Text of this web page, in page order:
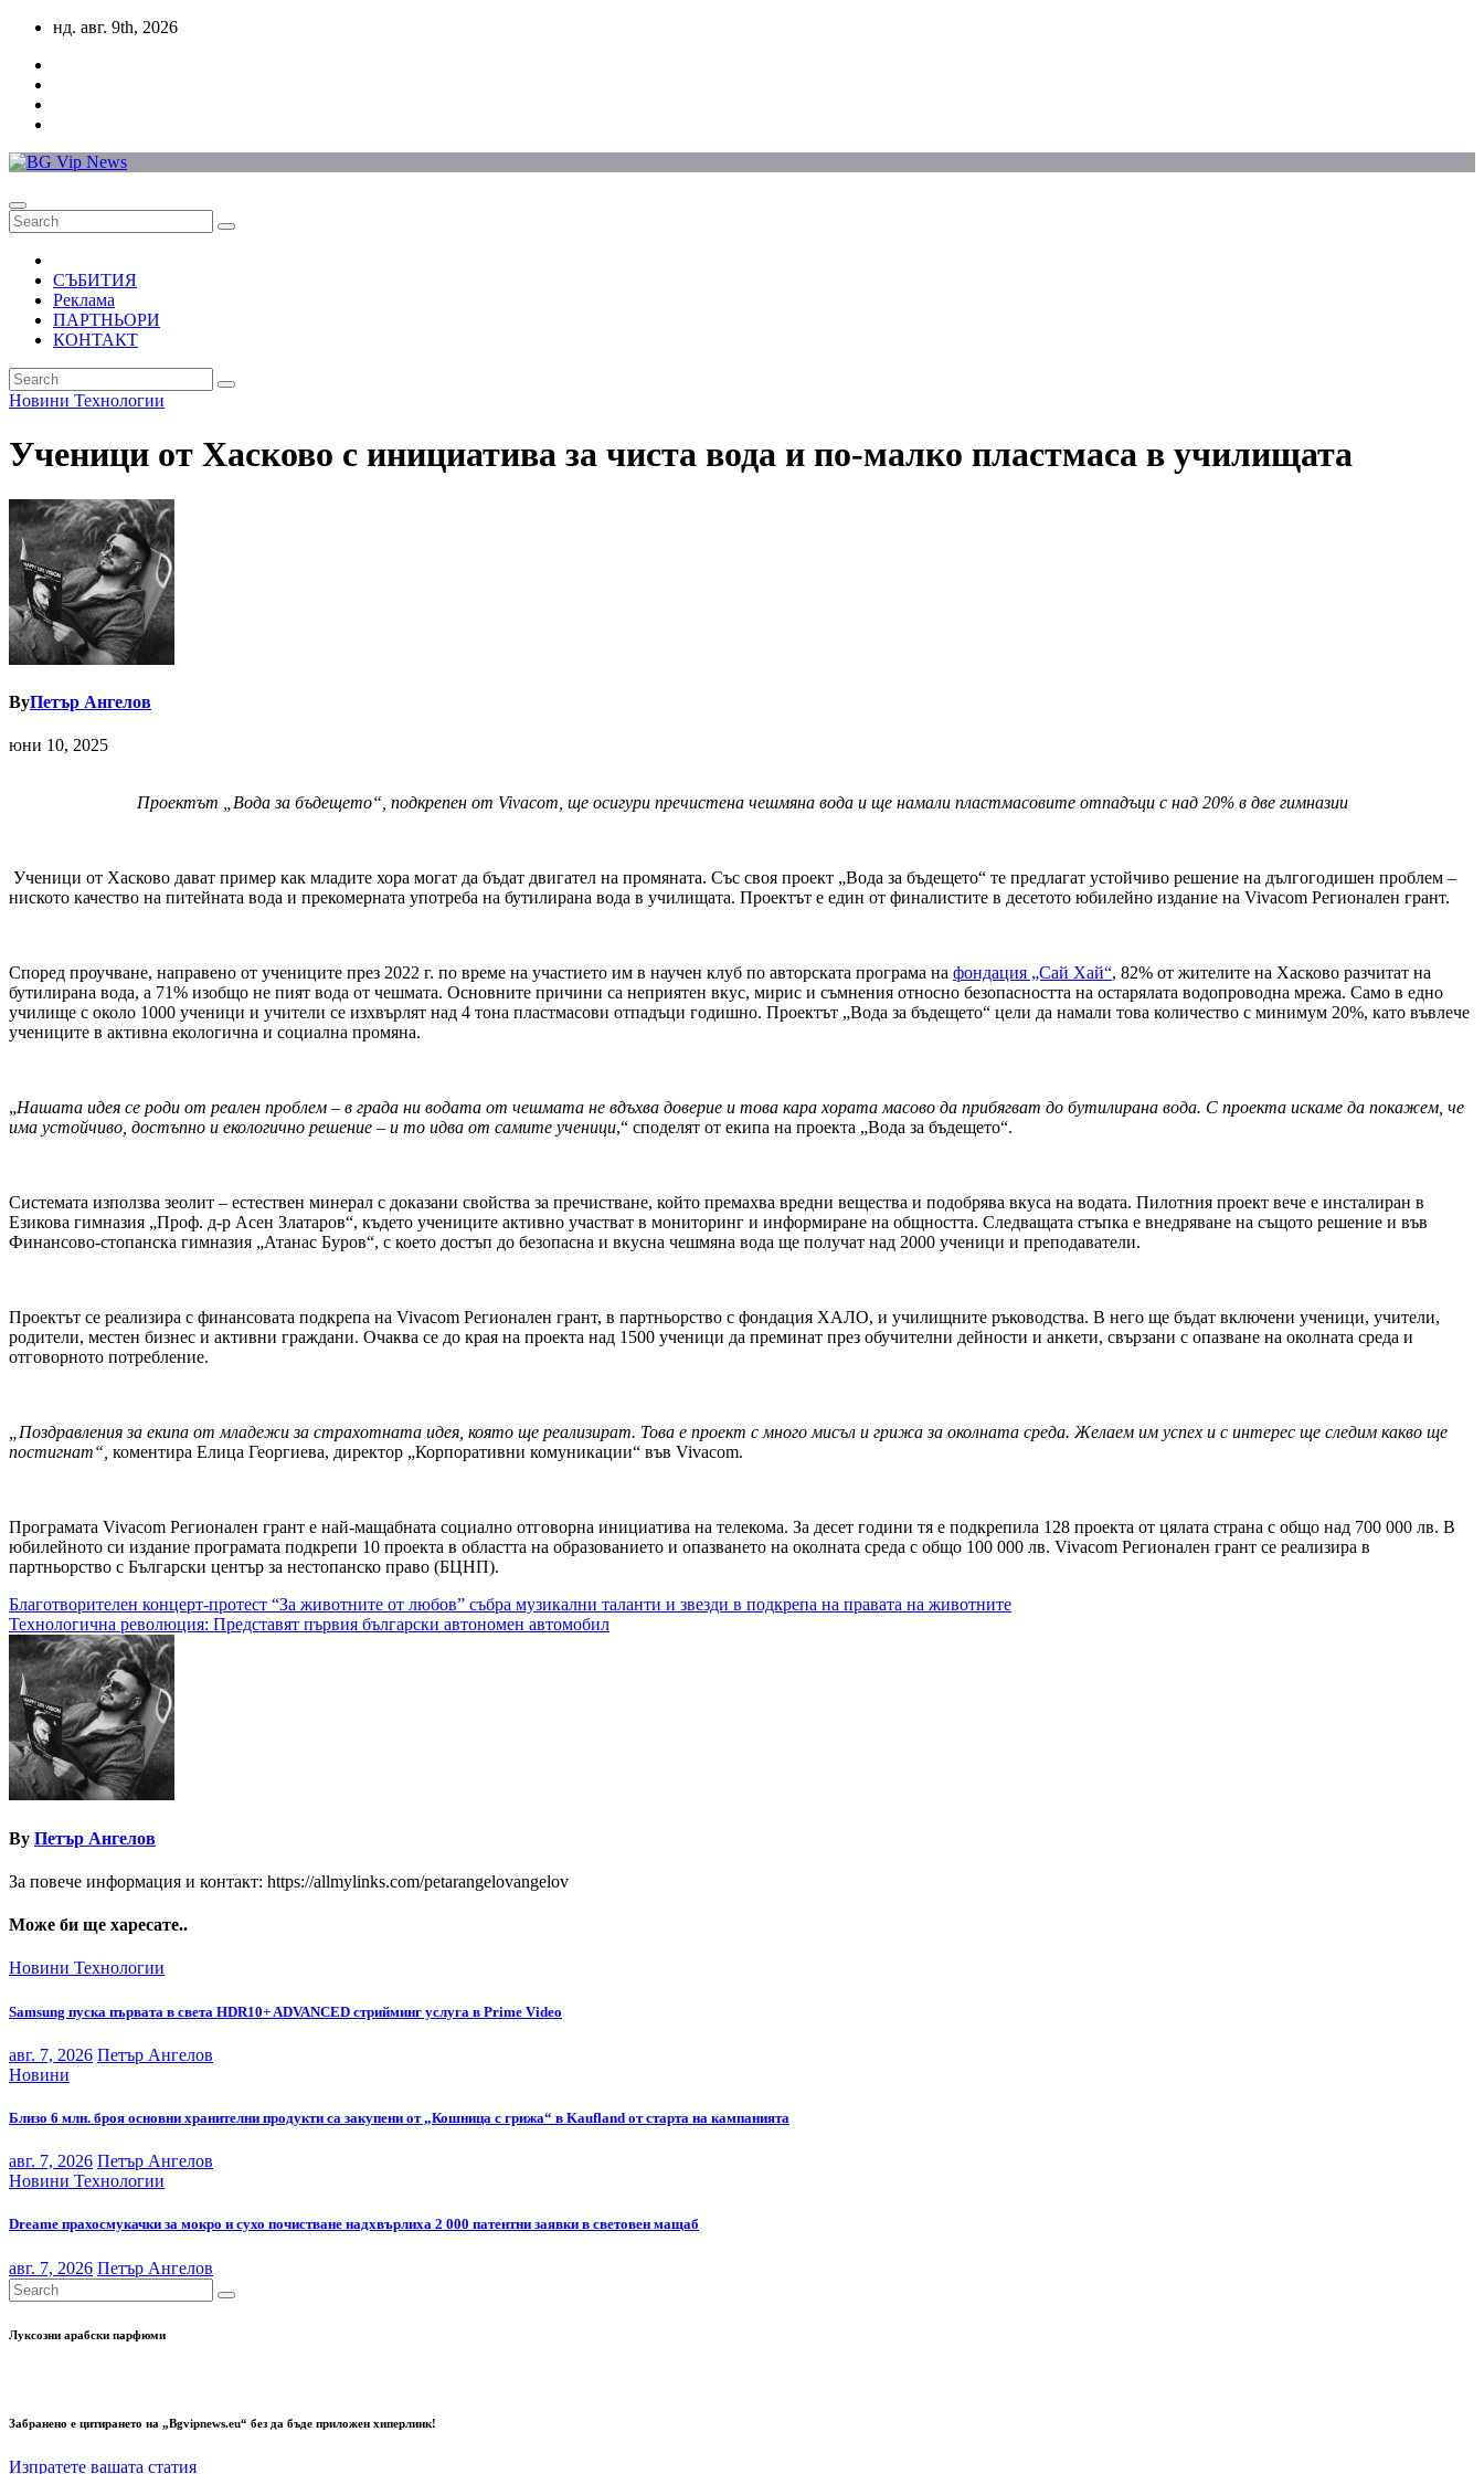
Skip
content
нд. авг. 9th, 2026
СЪБИТИЯ
Реклама
ПАРТНЬОРИ
КОНТАКТ
Новини Технологии
Ученици от Хасково с инициатива за чиста вода и по-малко пластмаса в училищата
ByПетър Ангелов
юни 10, 2025
Проектът „Вода за бъдещето“, подкрепен от Vivacom, ще осигури пречистена чешмяна вода и ще намали пластмасовите отпадъци с над 20% в две гимназии
Ученици от Хасково дават пример как младите хора могат да бъдат двигател на промяната. Със своя проект „Вода за бъдещето“ те предлагат устойчиво решение на дългогодишен проблем –
ниското качество на питейната вода и прекомерната употреба на бутилирана вода в училищата. Проектът е един от финалистите в десетото юбилейно издание на Vivacom Регионален грант.
Според проучване, направено от учениците през 2022 г. по време на участието им в научен клуб по авторската програма на фондация „Сай Хай“, 82% от жителите на Хасково разчитат на
бутилирана вода, а 71% изобщо не пият вода от чешмата. Основните причини са неприятен вкус, мирис и съмнения относно безопасността на остарялата водопроводна мрежа. Само в едно
училище с около 1000 ученици и учители се изхвърлят над 4 тона пластмасови отпадъци годишно. Проектът „Вода за бъдещето“ цели да намали това количество с минимум 20%, като въвлече
учениците в активна екологична и социална промяна.
„Нашата идея се роди от реален проблем – в града ни водата от чешмата не вдъхва доверие и това кара хората масово да прибягват до бутилирана вода. С проекта искаме да покажем, че
има устойчиво, достъпно и екологично решение – и то идва от самите ученици,“ споделят от екипа на проекта „Вода за бъдещето“.
Системата използва зеолит – естествен минерал с доказани свойства за пречистване, който премахва вредни вещества и подобрява вкуса на водата. Пилотния проект вече е инсталиран в
Езикова гимназия „Проф. д-р Асен Златаров“, където учениците активно участват в мониторинг и информиране на общността. Следващата стъпка е внедряване на същото решение и във
Финансово-стопанска гимназия „Атанас Буров“, с което достъп до безопасна и вкусна чешмяна вода ще получат над 2000 ученици и преподаватели.
Проектът се реализира с финансовата подкрепа на Vivacom Регионален грант, в партньорство с фондация ХАЛО, и училищните ръководства. В него ще бъдат включени ученици, учители,
родители, местен бизнес и активни граждани. Очаква се до края на проекта над 1500 ученици да преминат през обучителни дейности и анкети, свързани с опазване на околната среда и
отговорното потребление.
„Поздравления за екипа от младежи за страхотната идея, която ще реализират. Това е проект с много мисъл и грижа за околната среда. Желаем им успех и с интерес ще следим какво ще
постигнат“, коментира Елица Георгиева, директор „Корпоративни комуникации“ във Vivacom.
Програмата Vivacom Регионален грант е най-мащабната социално отговорна инициатива на телекома. За десет години тя е подкрепила 128 проекта от цялата страна с общо над 700 000 лв. В
юбилейното си издание програмата подкрепи 10 проекта в областта на образованието и опазването на околната среда с общо 100 000 лв. Vivacom Регионален грант се реализира в
партньорство с Български център за нестопанско право (БЦНП).
Навигация
Благотворителен концерт-протест “За животните от любов” събра музикални таланти и звезди в подкрепа на правата на животните
Технологична революция: Представят първия български автономен автомобил
By Петър Ангелов
За повече информация и контакт: https://allmylinks.com/petarangelovangelov
Може би ще харесате..
Новини Технологии
Samsung пуска първата в света HDR10+ ADVANCED стрийминг услуга в Prime Video
авг. 7, 2026 Петър Ангелов
Новини
Близо 6 млн. броя основни хранителни продукти са закупени от „Кошница с грижа“ в Kaufland от старта на кампанията
авг. 7, 2026 Петър Ангелов
Новини Технологии
Dreame прахосмукачки за мокро и сухо почистване надхвърлиха 2 000 патентни заявки в световен мащаб
авг. 7, 2026 Петър Ангелов
Луксозни арабски парфюми
Забранено е цитирането на „Bgvipnews.eu“ без да бъде приложен хиперлинк!
Изпратете вашата статия